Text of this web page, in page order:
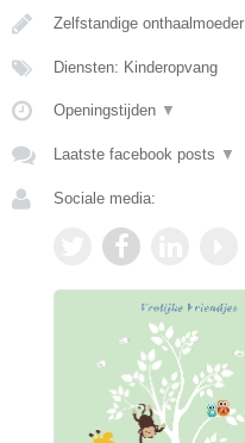
Zelfstandige onthaalmoeder
Diensten: Kinderopvang
Openingstijden ▼
Laatste facebook posts ▼
Sociale media: